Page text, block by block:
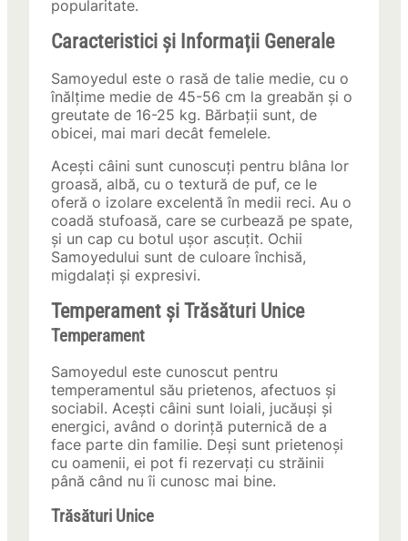
popularitate.
Caracteristici și Informații Generale
Samoyedul este o rasă de talie medie, cu o
înălțime medie de 45-56 cm la greabăn și o
greutate de 16-25 kg. Bărbații sunt, de
obicei, mai mari decât femelele.
Acești câini sunt cunoscuți pentru blâna lor
groasă, albă, cu o textură de puf, ce le
oferă o izolare excelentă în medii reci. Au o
coadă stufoasă, care se curbează pe spate,
și un cap cu botul ușor ascuțit. Ochii
Samoyedului sunt de culoare închisă,
migdalați și expresivi.
Temperament și Trăsături Unice
Temperament
Samoyedul este cunoscut pentru
temperamentul său prietenos, afectuos și
sociabil. Acești câini sunt loiali, jucăuși și
energici, având o dorință puternică de a
face parte din familie. Deși sunt prietenoși
cu oamenii, ei pot fi rezervați cu străinii
până când nu îi cunosc mai bine.
Trăsături Unice